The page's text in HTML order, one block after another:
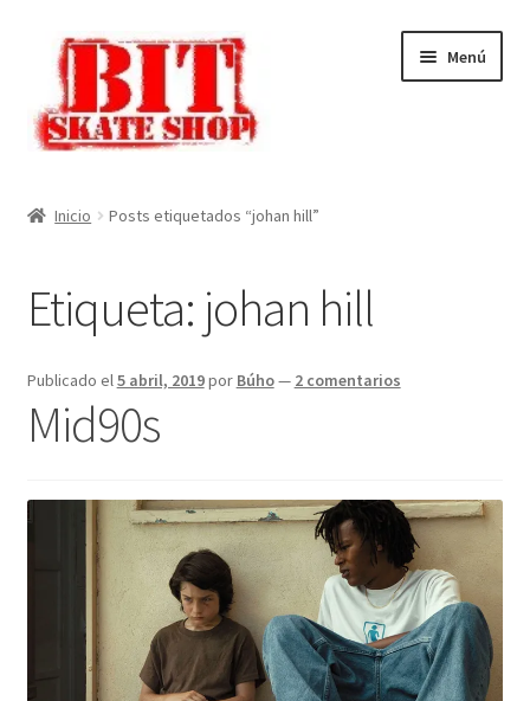
navegación
contenido
Menú
Finalizar compra
Carrito
Tienda
Inicio Posts etiquetados “johan hill”
Etiqueta: johan hill
Publicado el5 abril, 2019por Búho— 2 comentarios
Mid90s